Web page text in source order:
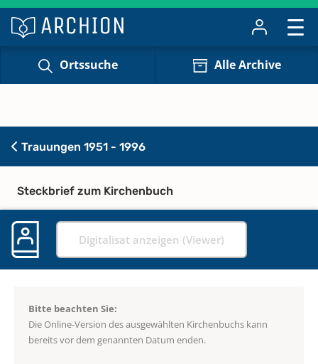
Ortssuche Alle Archive
Trauungen 1951 - 1996
Steckbrief zum Kirchenbuch
Digitalisat anzeigen (Viewer)
Bitte beachten Sie:
Die Online-Version des ausgewählten Kirchenbuchs kann
bereits vor dem genannten Datum enden.